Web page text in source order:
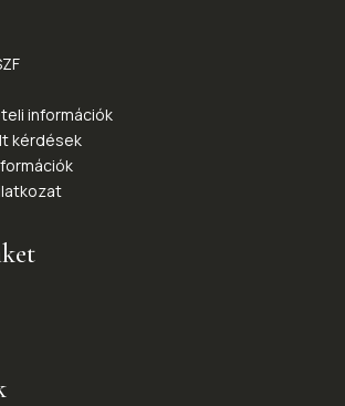
információk
kérdések